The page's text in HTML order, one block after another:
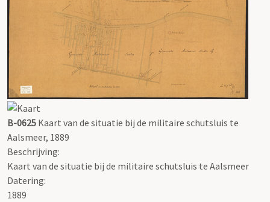
B-0625 Kaart van de situatie bij de militaire schutsluis te
Aalsmeer, 1889
Beschrijving:
Kaart van de situatie bij de militaire schutsluis te Aalsmeer
Datering:
1889